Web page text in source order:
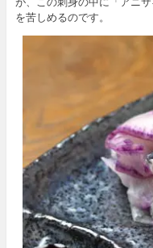
を苦しめるのです。